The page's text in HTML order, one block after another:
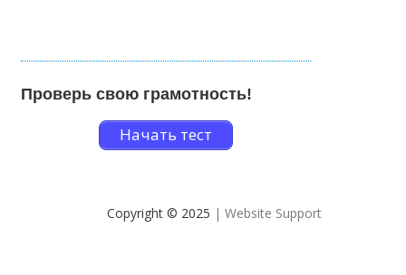
Проверь свою грамотность!
Начать тест
Copyright © 2025 | Website Support